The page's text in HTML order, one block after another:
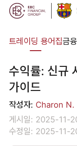
트레이딩 용어집금
수익률: 신규
가이드
작성자: Charon N.
게시일: 2025-11-
수정일: 2025-11-